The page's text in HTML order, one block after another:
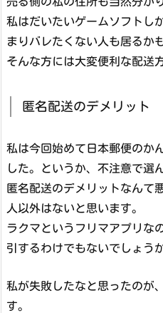
私はだいたいゲームソフトし
まりバレたくない人も居るか
そんな方には大変便利な配送
匿名配送のデメリット
私は今回始めて日本郵便のか
した。というか、不注意で選
匿名配送のデメリットなんて
人以外はないと思います。
ラクマというフリマアプリな
引するわけでもないでしょう
私が失敗したなと思ったのが
す。